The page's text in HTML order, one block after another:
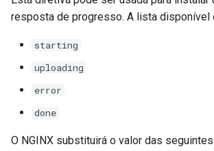
resposta de progresso. A lista disponível
starting
uploading
error
done
O NGINX substituirá o valor das